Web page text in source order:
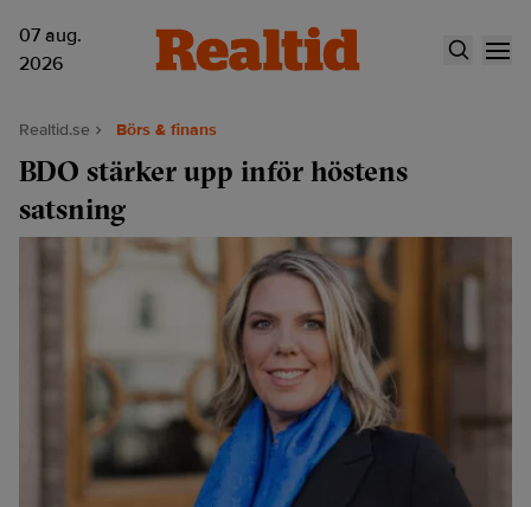
07 aug.
2026
Realtid.se Börs & finans
BDO stärker upp inför höstens
satsning